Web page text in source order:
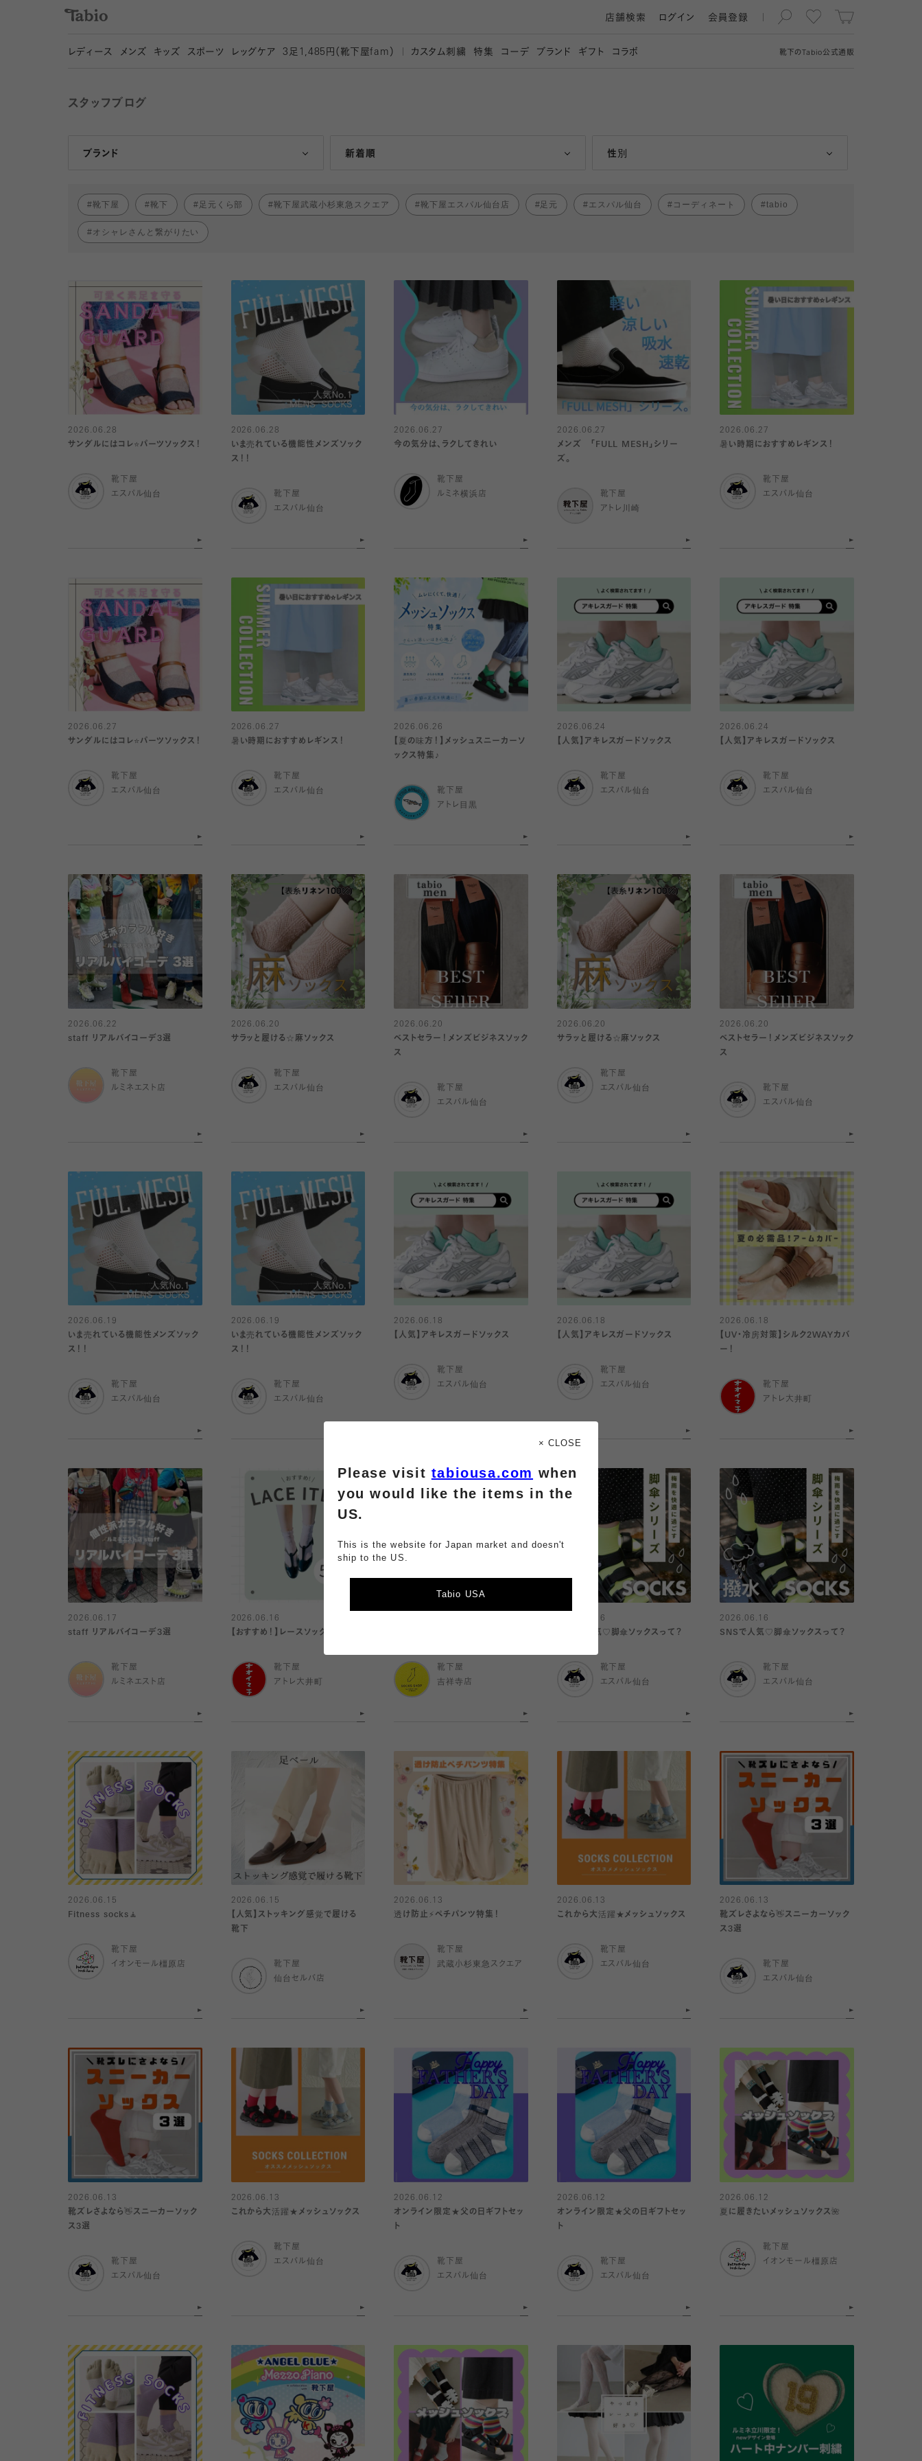
靴下の Tabio公式通販
店舗検索 ログイン 会員登録
レディース メンズ キッズ スポーツ レッグケア 3 足1,485円（靴下屋fam） カスタム刺繍 特集 コーデ ブランド ギフト コラボ
スタッフブログ
ブランド
Tabio 新着順
人気ランキング順 性別
女性
靴下屋 靴下 足元くら部 靴下屋武蔵小杉東急スクエア 靴下屋エスパル仙台店 足元 エスパル仙台 コーディネート tabio
オシャレさんと繋がりたい
2026.06.28
サンダルにはコレ⭐️パーツソックス！
靴下屋
エスパル仙台
2026.06.28
いま売れている機能性メンズソック
ス！！
靴下屋
エスパル仙台
2026.06.27
今の気分は、ラクしてきれい
靴下屋
ルミネ横浜店
2026.06.27
メンズ 「FULL MESH」シリー
ズ。
靴下屋
アトレ川崎
2026.06.27
暑い時期におすすめレギンス！
靴下屋
エスパル仙台
2026.06.27
サンダルにはコレ⭐️パーツソックス！
靴下屋
エスパル仙台
2026.06.27
暑い時期におすすめレギンス！
靴下屋
エスパル仙台
2026.06.26
【夏の味方！】メッシュスニーカーソ
ックス特集♪
靴下屋
アトレ目黒
2026.06.24
【人気】アキレスガードソックス
靴下屋
エスパル仙台
2026.06.24
【人気】アキレスガードソックス
靴下屋
エスパル仙台
2026.06.22
staff リアルバイコーデ3選
靴下屋
ルミネエスト店
2026.06.20
サラッと履ける☆麻ソックス
靴下屋
エスパル仙台
2026.06.20
ベストセラー！メンズビジネスソック
ス
靴下屋
エスパル仙台
2026.06.20
サラッと履ける☆麻ソックス
靴下屋
エスパル仙台
2026.06.20
ベストセラー！メンズビジネスソック
ス
靴下屋
エスパル仙台
2026.06.19
いま売れている機能性メンズソック
ス！！
靴下屋
エスパル仙台
2026.06.19
いま売れている機能性メンズソック
ス！！
靴下屋
エスパル仙台
2026.06.18
【人気】アキレスガードソックス
靴下屋
エスパル仙台
2026.06.18
【人気】アキレスガードソックス
靴下屋
エスパル仙台
2026.06.18
【UV・冷房対策】シルク2WAYカバ
ー！
靴下屋
アトレ大井町
2026.06.17
staff リアルバイコーデ3選
靴下屋
ルミネエスト店
2026.06.16
【おすすめ！】レースソックス5選
靴下屋
アトレ大井町
靴下屋
吉祥寺店
2026.06.16
SNSで人気♡脚傘ソックスって？
靴下屋
エスパル仙台
2026.06.16
SNSで人気♡脚傘ソックスって？
靴下屋
エスパル仙台
2026.06.15
Fitness socks🧘
靴下屋
イオンモール橿原店
2026.06.15
【人気】ストッキング感覚で履ける
靴下
靴下屋
仙台セルバ店
2026.06.13
透け防止⚡️ペチパンツ特集！
靴下屋
武蔵小杉東急スクエア
2026.06.13
これから大活躍★メッシュソックス
靴下屋
エスパル仙台
2026.06.13
靴ズレさよなら👋スニーカーソック
ス3選
靴下屋
エスパル仙台
2026.06.13
靴ズレさよなら👋スニーカーソック
ス3選
靴下屋
エスパル仙台
2026.06.13
これから大活躍★メッシュソックス
靴下屋
エスパル仙台
2026.06.12
オンライン限定★父の日ギフトセッ
ト
靴下屋
エスパル仙台
2026.06.12
オンライン限定★父の日ギフトセッ
ト
靴下屋
エスパル仙台
2026.06.12
夏に履きたいメッシュソックス🌺
靴下屋
イオンモール橿原店
× CLOSE
Please visit tabiousa.com when
you would like the items in the
US.
This is the website for Japan market and doesn't
ship to the US.
Tabio USA